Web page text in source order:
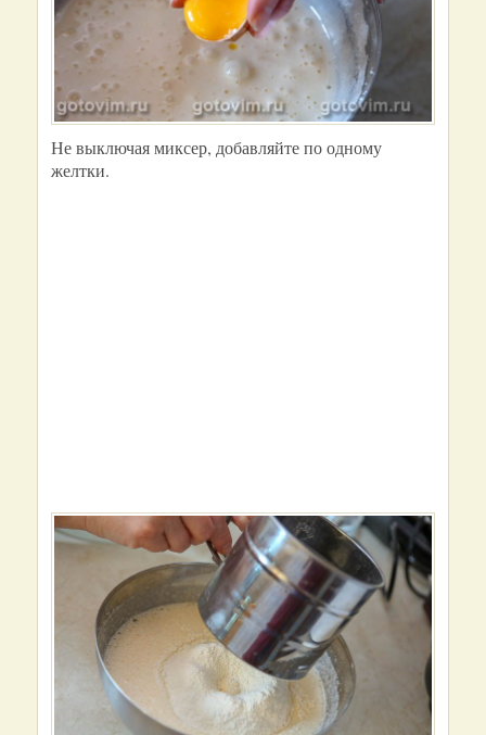
Не выключая миксер, добавляйте по одному
желтки.